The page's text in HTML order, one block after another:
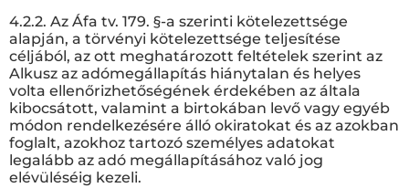
4.2.2. Az Áfa tv. 179. §-a szerinti kötelezettsége
alapján, a törvényi kötelezettsége teljesítése
céljából, az ott meghatározott feltételek szerint az
Alkusz az adómegállapítás hiánytalan és helyes
volta ellenőrizhetőségének érdekében az általa
kibocsátott, valamint a birtokában levő vagy egyéb
módon rendelkezésére álló okiratokat és az azokban
foglalt, azokhoz tartozó személyes adatokat
legalább az adó megállapításához való jog
elévüléséig kezeli.